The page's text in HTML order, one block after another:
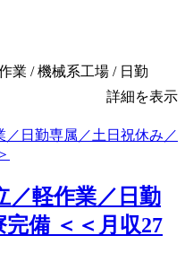
業 / 機械系工場 / 日勤
詳細を表示
／軽作業／日勤
備 ＜＜月収27